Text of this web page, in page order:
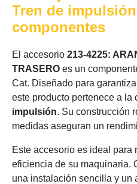
Tren de
componentes
El accesorio 213-4225:
TRASERO es un
Cat. Diseñado para
este producto pertenece a la
impulsión. Su construcción
medidas aseguran un
Este accesorio es ideal para
eficiencia de su maquinaria.
una instalación sencilla y un